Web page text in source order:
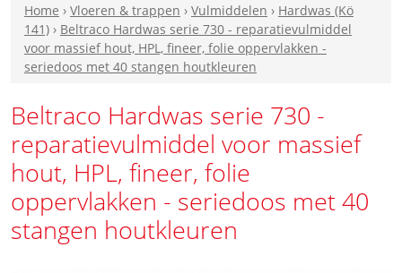
Home › Vloeren & trappen › Vulmiddelen › Hardwas (Kö
141) › Beltraco Hardwas serie 730 - reparatievulmiddel
voor massief hout, HPL, fineer, folie oppervlakken -
seriedoos met 40 stangen houtkleuren
Beltraco Hardwas serie 730 -
reparatievulmiddel voor massief
hout, HPL, fineer, folie
oppervlakken - seriedoos met 40
stangen houtkleuren